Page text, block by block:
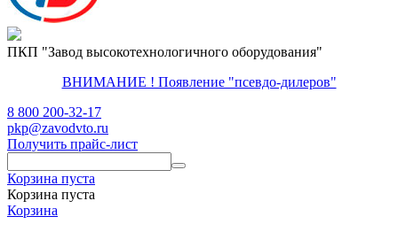
ПКП "Завод высокотехнологичного оборудования"
ВНИМАНИЕ ! Появление "псевдо-дилеров"
8 800 200-32-17
pkp@zavodvto.ru
Получить прайс-лист
Корзина пуста
Корзина пуста
Корзина